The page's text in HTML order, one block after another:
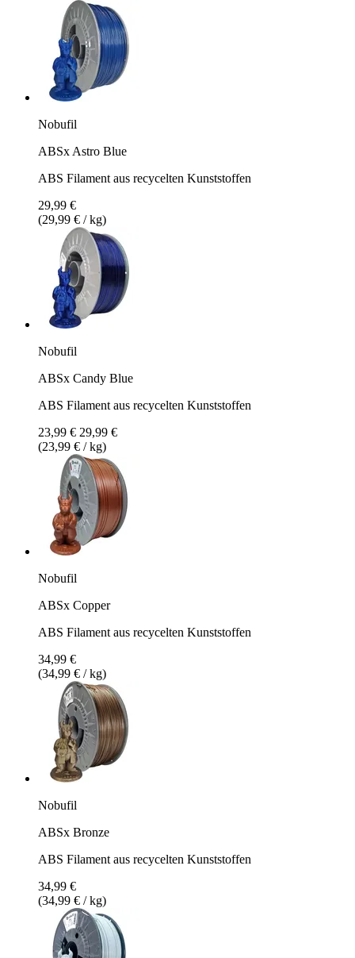
Nobufil
ABSx Astro Blue
ABS Filament aus recycelten Kunststoffen
29,99 €
(29,99 € / kg)
Nobufil
ABSx Candy Blue
ABS Filament aus recycelten Kunststoffen
23,99 € 29,99 €
(23,99 € / kg)
Nobufil
ABSx Copper
ABS Filament aus recycelten Kunststoffen
34,99 €
(34,99 € / kg)
Nobufil
ABSx Bronze
ABS Filament aus recycelten Kunststoffen
34,99 €
(34,99 € / kg)